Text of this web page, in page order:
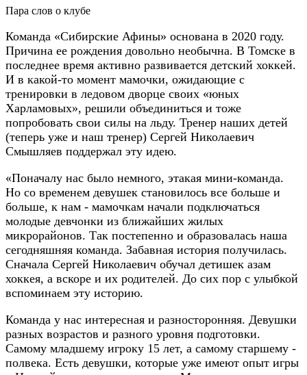
Пара слов о клубе
Команда «Сибирские Афины» основана в 2020 году.
Причина ее рождения довольно необычна. В Томске в
последнее время активно развивается детский хоккей.
И в какой-то момент мамочки, ожидающие с
тренировки в ледовом дворце своих «юных
Харламовых», решили объединиться и тоже
попробовать свои силы на льду. Тренер наших детей
(теперь уже и наш тренер) Сергей Николаевич
Смышляев поддержал эту идею.
«Поначалу нас было немного, этакая мини-команда.
Но со временем девушек становилось все больше и
больше, к нам - мамочкам начали подключаться
молодые девчонки из ближайших жилых
микрорайонов. Так постепенно и образовалась наша
сегодняшняя команда. Забавная история получилась.
Сначала Сергей Николаевич обучал детишек азам
хоккея, а вскоре и их родителей. До сих пор с улыбкой
вспоминаем эту историю.
Команда у нас интересная и разносторонняя. Девушки
разных возрастов и разного уровня подготовки.
Самому младшему игроку 15 лет, а самому старшему -
полвека. Есть девушки, которые уже имеют опыт игры